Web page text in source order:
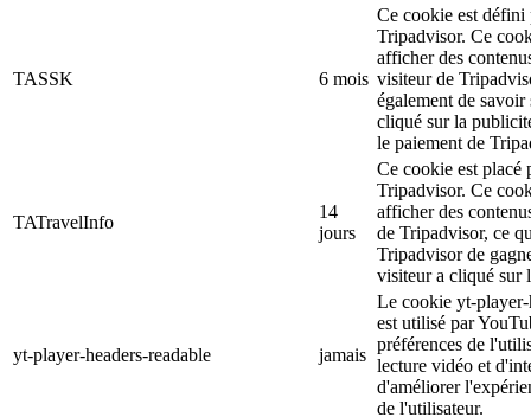
TASSK 6 mois
Ce cookie est défini
Tripadvisor. Ce
afficher des
visiteur de
également de
cliqué sur la
le paiement de
TATravelInfo
14
jours
Ce cookie est placé
Tripadvisor. Ce
afficher des
de Tripadvisor, ce
Tripadvisor de
visiteur a cliqué sur
yt-player-headers-readable jamais
Le cookie yt-player-
est utilisé par
préférences de
lecture vidéo et
d'améliorer
de l'utilisateur.